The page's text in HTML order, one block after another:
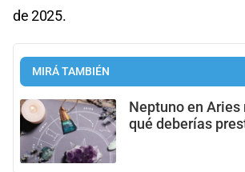
de 2025.
MIRÁ TAMBIÉN
Neptuno en
qué deberías